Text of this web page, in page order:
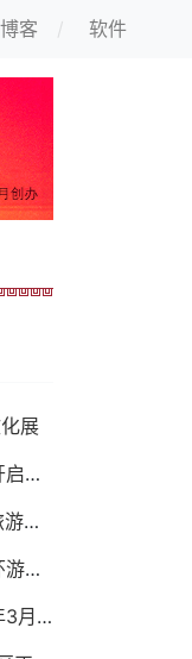
博客 软件
展
西藏林芝：狂欢夜！雅鲁藏布大峡谷开启春日激情
投资约2亿 青海再添世界级生态文化旅游景点
西藏阿里文旅云端推介会及越野机车环游活动启动
西藏：罗布林卡修缮工作计划将于明年3月复工